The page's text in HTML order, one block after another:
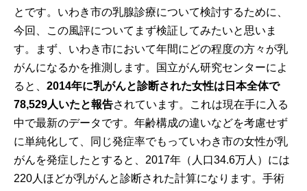
とです。いわき市の乳腺診療について検討するために、
今回、この風評についてまず検証してみたいと思いま
す。まず、いわき市において年間にどの程度の方々が乳
がんになるかを推測します。国立がん研究センターによ
ると、2014年に乳がんと診断された女性は日本全体で
78,529人いたと報告されています。これは現在手に入る
中で最新のデータです。年齢構成の違いなどを考慮せず
に単純化して、同じ発症率でもっていわき市の女性が乳
がんを発症したとすると、2017年（人口34.6万人）には
220人ほどが乳がんと診断された計算になります。手術